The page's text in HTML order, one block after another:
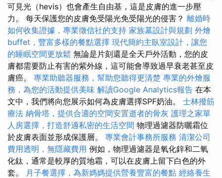
可見光（hevis）也會產生自由基，這是皮膚的進一步壓
力。 每天保護您的皮膚免受陽光免受陽光的侵害？ 離婚時
如何收集證據，專業徵信社的支持 家族墓設計與規劃 外燴
buffet，豐富多樣的餐點選擇 現代簡約主臥室設計，讓您
的睡眠空間更放鬆 無論是片刻還是全天戶外活動，您的皮
膚都需要防止有害的紫外線，這可能會導致過早衰老甚至皮
膚癌。 專業助聽器服務，幫助您聽得更清楚 專業的外燴服
務，為您的活動提供美味 解讀Google Analytics報告 在本
文中，我們將向您展示如何為皮膚選擇SPF奶油。 士林撥筋
療法 納骨塔，提供合適的空間安置逝者的骨灰 護理之家單
人房選擇，打造舒適私密的生活空間 物理過濾器防曬霜位
於皮膚表面並形成保護層。 專業會計事務所服務 清潔公司
費用透明，無隱藏費用 例如，物理過濾器是氧化鋅和二氧
化鈦，通常是較厚的質地霜，可以在皮膚上留下白色的外
套。 月子餐選擇，為新媽媽提供營養豐富的餐點 經絡養生